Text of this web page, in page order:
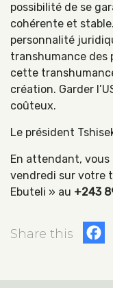
possibilité de se
cohérente et
personnalité
transhumance des
cette
création. Garder
coûteux.
Le président
En attendant, vous
vendredi sur votre
Ebuteli » au +243
Share this